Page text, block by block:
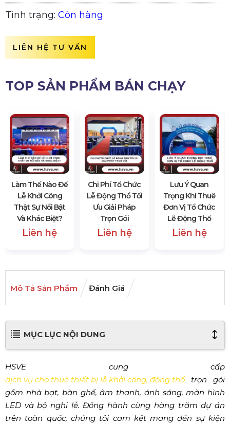
Tình trạng: Còn hàng
LIÊN HỆ TƯ VẤN
TOP SẢN PHẨM BÁN CHẠY
Làm Thế Nào Để
Lễ Khởi Công
Thật Sự Nổi Bật
Và Khác Biệt?
Liên hệ
Chi Phí Tổ Chức
Lễ Động Thổ Tối
Ưu Giải Pháp
Trọn Gói
Liên hệ
Lưu Ý Quan
Trọng Khi Thuê
Đơn Vị Tổ Chức
Lễ Động Thổ
Liên hệ
Mô Tả Sản Phẩm Đánh Giá
MỤC LỤC NỘI DUNG
HSVE cung cấp
dịch vụ cho thuê thiết bị lễ khởi công, động thổ trọn gói
gồm nhà bạt, bàn ghế, âm thanh, ánh sáng, màn hình
LED và bộ nghi lễ. Đồng hành cùng hàng trăm dự án
trên toàn quốc, chúng tôi cam kết mang đến sự kiện